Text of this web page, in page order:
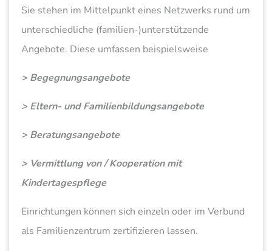
Sie stehen im Mittelpunkt eines Netzwerks rund um
unterschiedliche (familien-)unterstützende
Angebote. Diese umfassen beispielsweise
> Begegnungsangebote
> Eltern- und Familienbildungsangebote
> Beratungsangebote
> Vermittlung von / Kooperation mit
Kindertagespflege
Einrichtungen können sich einzeln oder im Verbund
als Familienzentrum zertifizieren lassen.